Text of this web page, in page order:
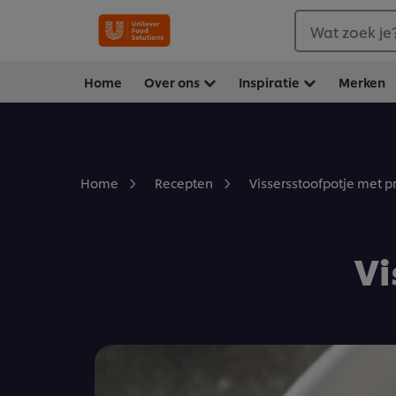
Wat zoek
Home Over ons Inspiratie Merken
Home Recepten Vissersstoofpotje met